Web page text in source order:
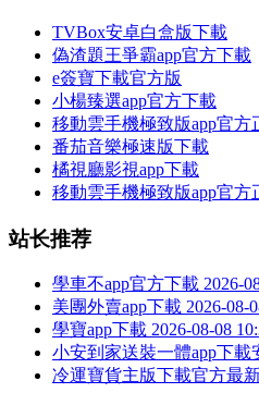
TVBox安卓白盒版下載
偽渣題王爭霸app官方下載
e簽寶下載官方版
小楊臻選app官方下載
移動雲手機極致版app官方
番茄音樂極速版下載
橘視廳影視app下載
移動雲手機極致版app官方
站长推荐
學車不app官方下載 2026-
美團外賣app下載 2026-08-
學寶app下載 2026-08-08
小安到家送裝一體app下載
冷運寶貨主版下載官方最